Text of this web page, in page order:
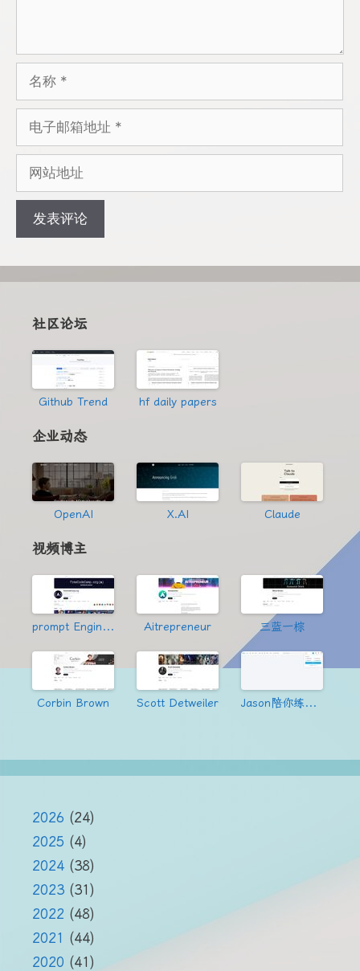
邮
地
地
社区论坛
Github Trend hf daily papers
企业动态
OpenAI X.AI Claude
视频博主
prompt Engineering Aitrepreneur 三蓝一棕
Corbin Brown Scott Detweiler Jason陪你练绝技
2026 (24)
2025 (4)
2024 (38)
2023 (31)
2022 (48)
2021 (44)
2020 (41)